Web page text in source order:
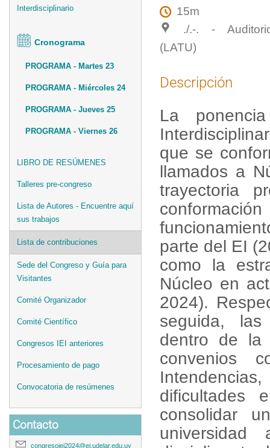
Interdisciplinario
Cronograma
PROGRAMA - Martes 23
PROGRAMA - Miércoles 24
PROGRAMA - Jueves 25
PROGRAMA - Viernes 26
LIBRO DE RESÚMENES
Talleres pre-congreso
Lista de Autores - Encuentre aquí
sus trabajos
Lista de contribuciones
Sede del Congreso y Guía para
Visitantes
Comité Organizador
Comité Científico
Congresos IEI anteriores
Procesamiento de pago
Convocatoria de resúmenes
Contacto
congresoiei2024@ei.udelar.edu.uy
15m
./.-. -
(LATU)
Descripción
La
que se
llamados a
trayectoria
parte del EI
como la
Núcleo en
2024).
seguida,
dentro de la
convenios
dificultades
consolidar